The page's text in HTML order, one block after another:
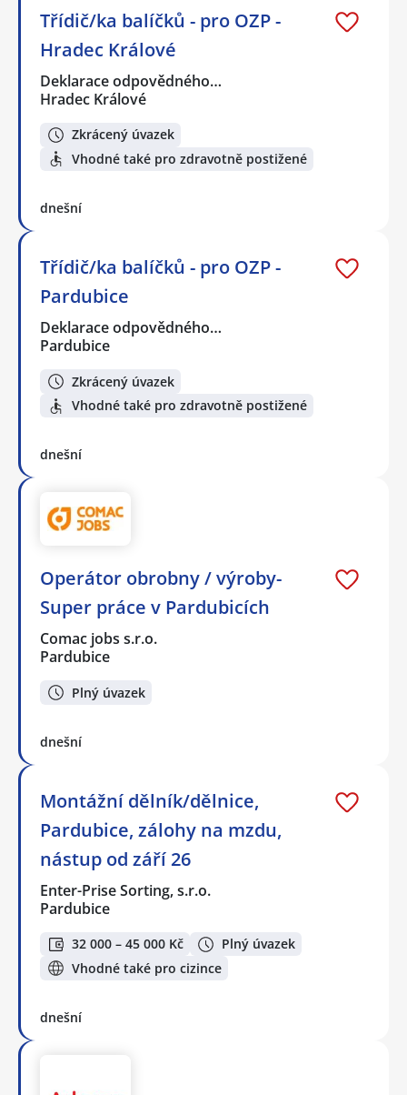
Třídič/ka balíčků - pro OZP -
Hradec Králové
Deklarace odpovědného…
Hradec Králové
Zkrácený úvazek
Vhodné také pro zdravotně postižené
dnešní
Třídič/ka balíčků - pro OZP -
Pardubice
Deklarace odpovědného…
Pardubice
Zkrácený úvazek
Vhodné také pro zdravotně postižené
dnešní
Operátor obrobny / výroby-
Super práce v Pardubicích
Comac jobs s.r.o.
Pardubice
Plný úvazek
dnešní
Montážní dělník/dělnice,
Pardubice, zálohy na mzdu,
nástup od září 26
Enter-Prise Sorting, s.r.o.
Pardubice
32 000 – 45 000 Kč
Plný úvazek
Vhodné také pro cizince
dnešní